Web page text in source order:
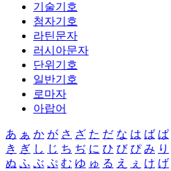
기술기호
첨자기호
라틴문자
러시아문자
단위기호
일반기호
로마자
아랍어
あ ぁ か が さ ざ た だ な は ば ぱ
き ぎ し じ ち ぢ に ひ び ぴ み り
ぬ ふ ぶ ぷ む ゆ ゅ る え ぇ け げ